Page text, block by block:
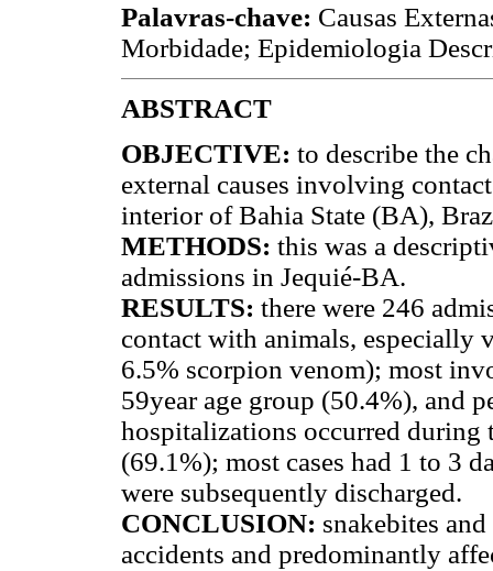
Palavras-chave: Causas
Morbidade; Epidemiologia
ABSTRACT
OBJECTIVE: to describe the
external causes involving
interior of Bahia State (BA),
METHODS: this was a
admissions in Jequié-BA.
RESULTS: there were 246
contact with animals, especially
6.5% scorpion venom); most
59year age group (50.4%), and
hospitalizations occurred during
(69.1%); most cases had 1 to 3
were subsequently discharged.
CONCLUSION: snakebites
accidents and predominantly